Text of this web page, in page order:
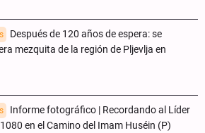
Después de 120 años de espera: se
mezquita de la región de Pljevlja en
Informe fotográfico | Recordando al Líder
en el Camino del Imam Huséin (P)